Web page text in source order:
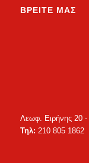
ΒΡΕΙΤΕ ΜΑΣ
Λεωφ. Ειρήνης 20
Τηλ: 210 805 1862